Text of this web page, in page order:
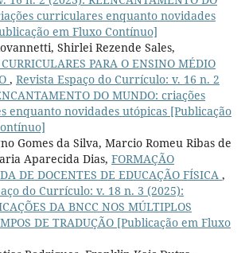
curriculares enquanto novidades
em Fluxo Contínuo]
Shirlei Rezende Sales,
PARA O ENSINO MÉDIO
, Revista Espaço do Currículo: v. 16 n. 2
DO MUNDO: criações
enquanto novidades utópicas [Publicação
Gomes da Silva, Marcio Romeu Ribas de
Aparecida Dias, FORMAÇÃO
DE DOCENTES DE EDUCAÇÃO FÍSICA ,
do Currículo: v. 18 n. 3 (2025):
DA BNCC NOS MÚLTIPLOS
DE TRADUÇÃO [Publicação em Fluxo